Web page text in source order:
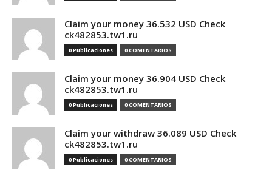
Claim your money 36.532 USD Check
ck482853.tw1.ru
0 Publicaciones 0 COMENTARIOS
Claim your money 36.904 USD Check
ck482853.tw1.ru
0 Publicaciones 0 COMENTARIOS
Claim your withdraw 36.089 USD Check
ck482853.tw1.ru
0 Publicaciones 0 COMENTARIOS